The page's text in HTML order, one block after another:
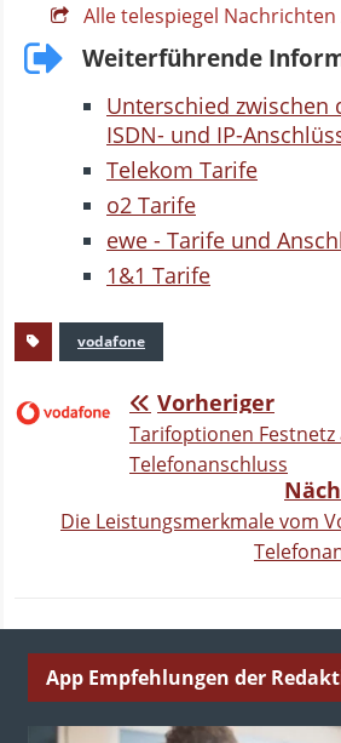
Alle telespiegel
Weiterführende
Unterschied zwischen
ISDN- und IP-
Telekom Tarife
o2 Tarife
ewe - Tarife und
1&1 Tarife
vodafone
Vorheriger
Tarifoptionen
Telefonanschluss
Die Leistungsmerkmale vom
App Empfehlungen der